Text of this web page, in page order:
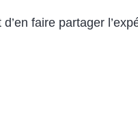
faire partager